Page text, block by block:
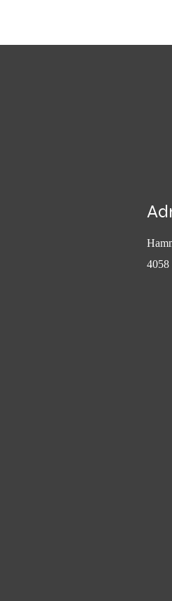
4058